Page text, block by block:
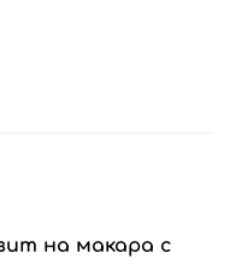
на макара с